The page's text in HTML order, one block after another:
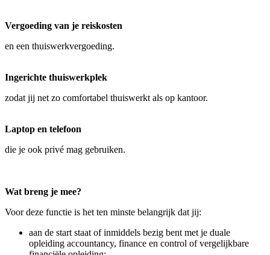
Vergoeding van je reiskosten
en een thuiswerkvergoeding.
Ingerichte thuiswerkplek
zodat jij net zo comfortabel thuiswerkt als op kantoor.
Laptop en telefoon
die je ook privé mag gebruiken.
Wat breng je mee?
Voor deze functie is het ten minste belangrijk dat jij:
aan de start staat of inmiddels bezig bent met je duale
opleiding accountancy, finance en control of vergelijkbare